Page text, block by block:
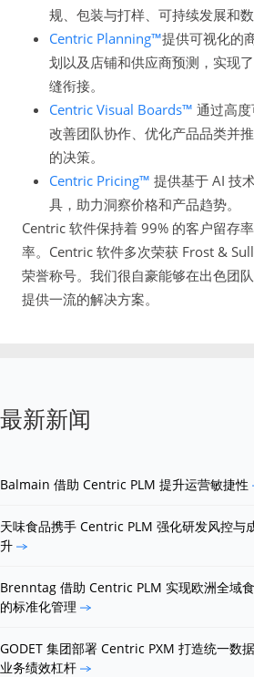
规、包装与打样、可持续发展和数
Centric Planning™提供可视化的
划以及店铺和供应商预测，实现
缝衔接。
Centric Visual Boards™ 通过高
改善团队协作、优化产品品类并
的决策。
Centric Pricing™ 提供基于 AI 技
具，助力洞察价格和产品趋势。
Centric 软件保持着 99% 的客户留存
率。Centric 软件多次荣获 Frost &
荣誉称号。我们很自豪能够在出色团
提供一流的解决方案。
最新新闻
Balmain 借助 Centric PLM 提升运营敏捷性
天味食品携手 Centric PLM 强化研发风控与
升
Brenntag 借助 Centric PLM 实现欧洲全域
的标准化管理
GODET 集团部署 Centric PXM 打造统一数
业务绩效杠杆